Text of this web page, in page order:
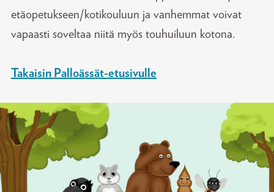
etäopetukseen/kotikouluun ja vanhemmat voivat
vapaasti soveltaa niitä myös touhuiluun kotona.
Takaisin Palloässät-etusivulle